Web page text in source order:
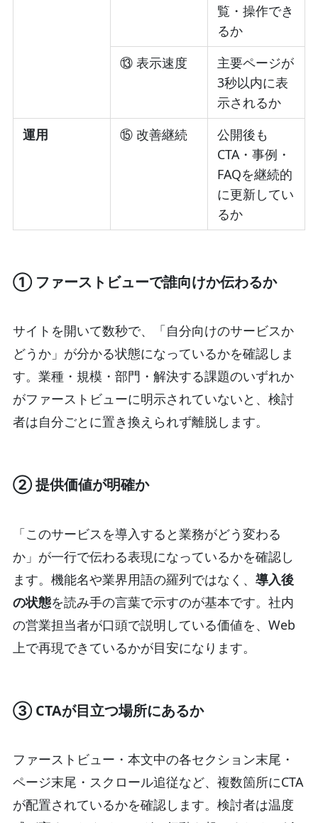
覧・操作でき
るか
⑬ 表示速度
主要ページが
3秒以内に表
示されるか
運用
⑮ 改善継続
公開後も
CTA・事例・
FAQを継続的
に更新してい
るか
① ファーストビューで誰向けか伝わるか
サイトを開いて数秒で、「自分向けのサービスか
どうか」が分かる状態になっているかを確認しま
す。業種・規模・部門・解決する課題のいずれか
がファーストビューに明示されていないと、検討
者は自分ごとに置き換えられず離脱します。
② 提供価値が明確か
「このサービスを導入すると業務がどう変わる
か」が一行で伝わる表現になっているかを確認し
ます。機能名や業界用語の羅列ではなく、 導入後
の状態を読み手の言葉で示すのが基本です。社内
の営業担当者が口頭で説明している価値を、Web
上で再現できているかが目安になります。
③ CTAが目立つ場所にあるか
ファーストビュー・本文中の各セクション末尾・
ページ末尾・スクロール追従など、複数箇所にCTA
が配置されているかを確認します。検討者は温度